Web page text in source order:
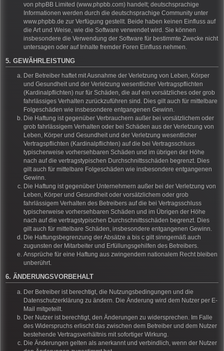
von phpBB Limited (www.phpbb.com) handelt; deutschsprachige
Informationen werden durch die deutschsprachige Community unter
www.phpbb.de zur Verfügung gestellt. Beide haben keinen Einfluss auf
die Art und Weise, wie die Software verwendet wird. Sie können
insbesondere die Verwendung der Software für bestimmte Zwecke nicht
untersagen oder auf Inhalte fremder Foren Einfluss nehmen.
5. GEWÄHRLEISTUNG
Der Betreiber haftet mit Ausnahme der Verletzung von Leben, Körper
und Gesundheit und der Verletzung wesentlicher Vertragspflichten
(Kardinalpflichten) nur für Schäden, die auf ein vorsätzliches oder grob
fahrlässiges Verhalten zurückzuführen sind. Dies gilt auch für mittelbare
Folgeschäden wie insbesondere entgangenen Gewinn.
Die Haftung ist gegenüber Verbrauchern außer bei vorsätzlichem oder
grob fahrlässigem Verhalten oder bei Schäden aus der Verletzung von
Leben, Körper und Gesundheit und der Verletzung wesentlicher
Vertragspflichten (Kardinalpflichten) auf die bei Vertragsschluss
typischerweise vorhersehbaren Schäden und im übrigen der Höhe
nach auf die vertragstypischen Durchschnittsschäden begrenzt. Dies
gilt auch für mittelbare Folgeschäden wie insbesondere entgangenen
Gewinn.
Die Haftung ist gegenüber Unternehmern außer bei der Verletzung von
Leben, Körper und Gesundheit oder vorsätzlichem oder grob
fahrlässigem Verhalten des Betreibers auf die bei Vertragsschluss
typischerweise vorhersehbaren Schäden und im Übrigen der Höhe
nach auf die vertragstypischen Durchschnittsschäden begrenzt. Dies
gilt auch für mittelbare Schäden, insbesondere entgangenen Gewinn.
Die Haftungsbegrenzung der Absätze a bis c gilt sinngemäß auch
zugunsten der Mitarbeiter und Erfüllungsgehilfen des Betreibers.
Ansprüche für eine Haftung aus zwingendem nationalem Recht bleiben
unberührt.
6. ÄNDERUNGSVORBEHALT
Der Betreiber ist berechtigt, die Nutzungsbedingungen und die
Datenschutzerklärung zu ändern. Die Änderung wird dem Nutzer per E-
Mail mitgeteilt.
Der Nutzer ist berechtigt, den Änderungen zu widersprechen. Im Falle
des Widerspruchs erlischt das zwischen dem Betreiber und dem Nutzer
bestehende Vertragsverhältnis mit sofortiger Wirkung.
Die Änderungen gelten als anerkannt und verbindlich, wenn der Nutzer